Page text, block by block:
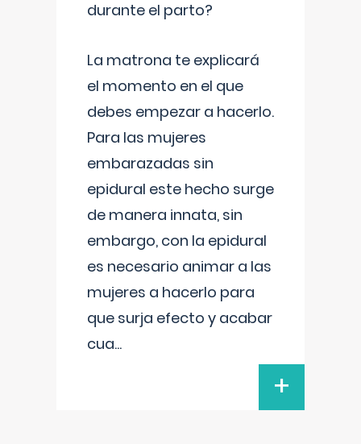
durante el parto?
La matrona te explicará
el momento en el que
debes empezar a hacerlo.
Para las mujeres
embarazadas sin
epidural este hecho surge
de manera innata, sin
embargo, con la epidural
es necesario animar a las
mujeres a hacerlo para
que surja efecto y acabar
cua...
+